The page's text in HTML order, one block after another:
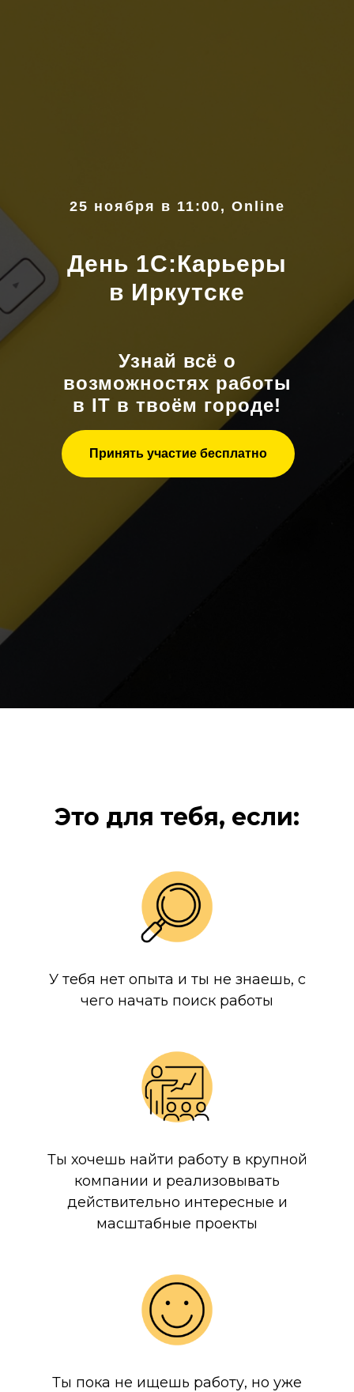
День 1С:Карьеры
в Иркутске
25 ноября в 11:00, Online
Принять участие бесплатно
Узнай всё о
возможностях работы
в IT в твоём городе!
Это для тебя, если:
У тебя нет опыта и ты не знаешь, с
чего начать поиск работы
Ты хочешь найти работу в крупной
компании и реализовывать
действительно интересные и
масштабные проекты
Ты пока не ищешь работу, но уже